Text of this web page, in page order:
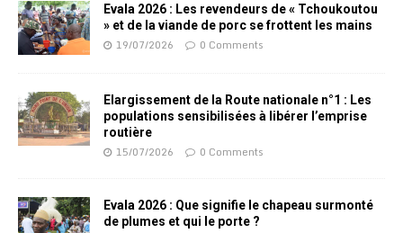
Evala 2026 : Les revendeurs de « Tchoukoutou
» et de la viande de porc se frottent les mains
19/07/2026 0 Comments
Elargissement de la Route nationale n°1 : Les
populations sensibilisées à libérer l’emprise
routière
15/07/2026 0 Comments
Evala 2026 : Que signifie le chapeau surmonté
de plumes et qui le porte ?